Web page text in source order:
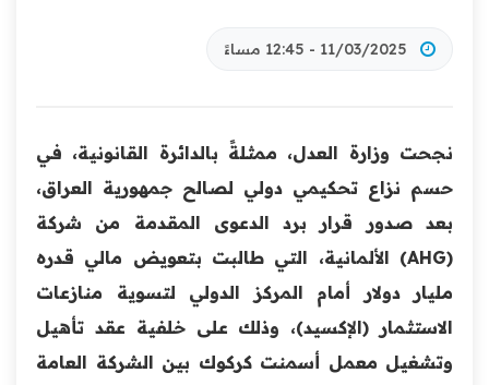
11/03/2025 - 12:45 مساءً
نجحت وزارة العدل، ممثلةً بالدائرة القانونية، في
حسم نزاع تحكيمي دولي لصالح جمهورية العراق،
بعد صدور قرار برد الدعوى المقدمة من شركة
(AHG) الألمانية، التي طالبت بتعويض مالي قدره
مليار دولار أمام المركز الدولي لتسوية منازعات
الاستثمار (الإكسيد)، وذلك على خلفية عقد تأهيل
وتشغيل معمل أسمنت كركوك بين الشركة العامة